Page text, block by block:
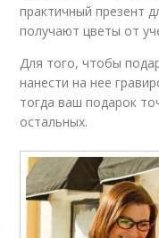
практичный презент
получают цветы от
Для того, чтобы
нанести на нее
тогда ваш подарок
остальных.